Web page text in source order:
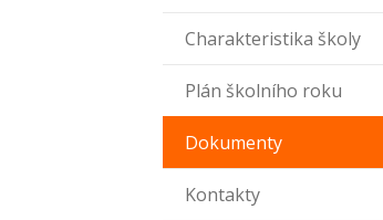
Charakteristika školy
Plán školního roku
Dokumenty
Kontakty